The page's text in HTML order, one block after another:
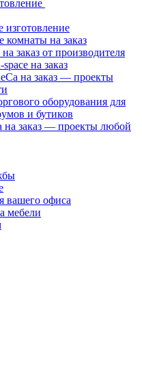
изготовление
комнаты на заказ
заказ от производителя
на заказ
на заказ — проекты
оборудования для
и бутиков
на заказ — проекты любой
вашего офиса
мебели